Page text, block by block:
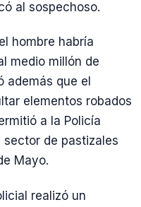
al sospechoso.
hombre habría
medio millón de
además que el
elementos robados
a la Policía
de pastizales
Mayo.
realizó un